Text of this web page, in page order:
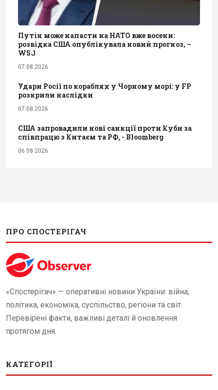
Путін може напасти на НАТО вже восени:
розвідка США опублікувала новий прогноз, –
WSJ
07.08.2026
Удари Росії по кораблях у Чорному морі: у FP
розкрили наслідки
07.08.2026
США запровадили нові санкції проти Куби за
співпрацю з Китаєм та РФ, - Bloomberg
06.08.2026
ПРО СПОСТЕРІГАЧ
«Спостерігач» — оперативні новини України: війна,
політика, економіка, суспільство, регіони та світ.
Перевірені факти, важливі деталі й оновлення
протягом дня.
КАТЕГОРІЇ